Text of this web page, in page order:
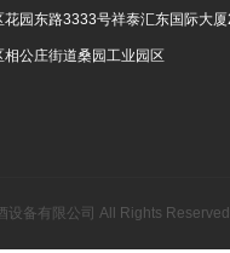
花园东路3333号祥泰汇东国际大
公庄街道桑园工业园区
备有限公司 All Rights